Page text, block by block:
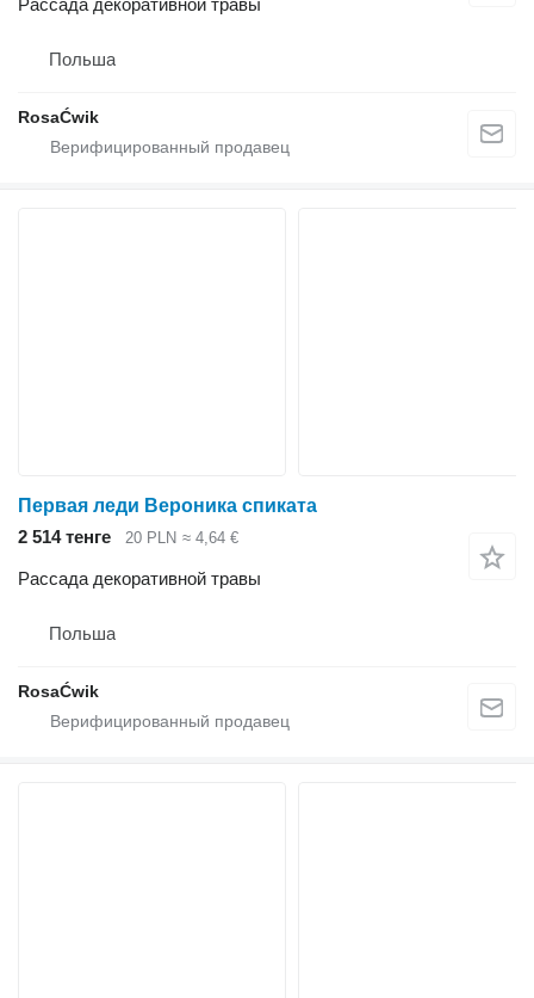
Рассада декоративной травы
Польша
RosaĆwik
Первая леди Вероника спиката
2 514 тенге
20 PLN ≈ 4,64 €
Рассада декоративной травы
Польша
RosaĆwik